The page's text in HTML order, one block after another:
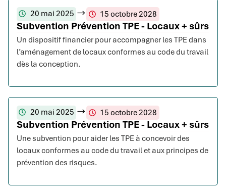
20 mai 2025 15 octobre 2028
Subvention Prévention TPE - Locaux + sûrs
Un dispositif financier pour accompagner les TPE dans
l’aménagement de locaux conformes au code du travail
dès la conception.
20 mai 2025 15 octobre 2028
Subvention Prévention TPE - Locaux + sûrs
Une subvention pour aider les TPE à concevoir des
locaux conformes au code du travail et aux principes de
prévention des risques.